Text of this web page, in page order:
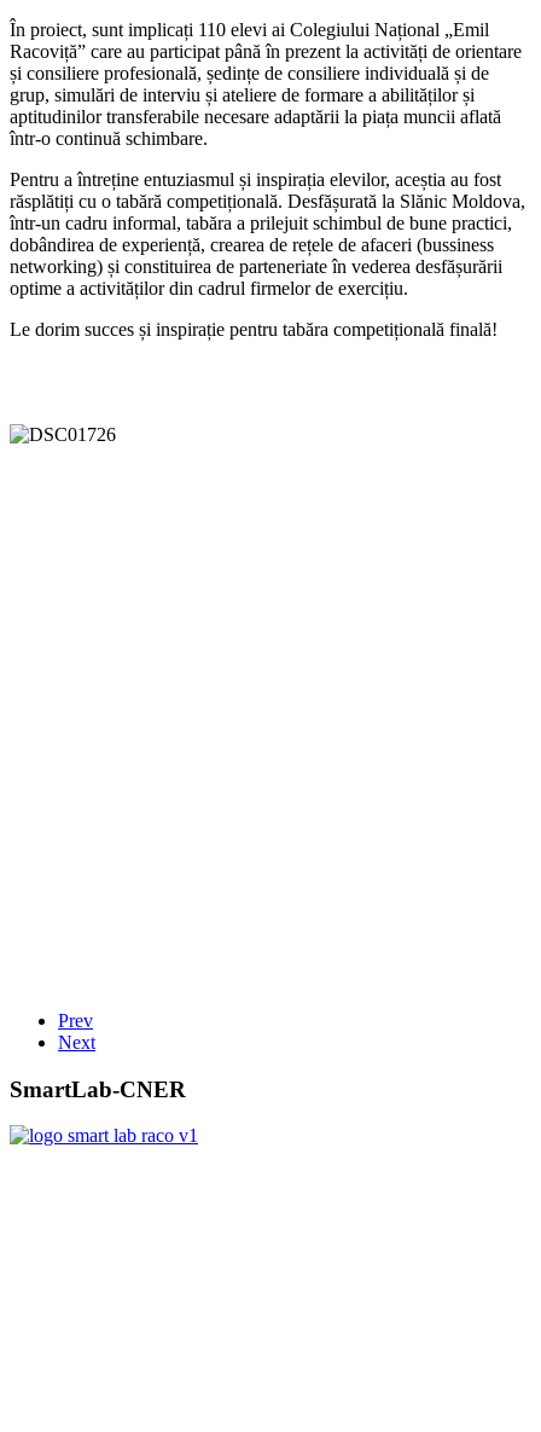
În proiect, sunt implicați 110 elevi ai Colegiului Național „Emil
Racoviță” care au participat până în prezent la activități de orientare
și consiliere profesională, ședințe de consiliere individuală și de
grup, simulări de interviu și ateliere de formare a abilităților și
aptitudinilor transferabile necesare adaptării la piața muncii aflată
într-o continuă schimbare.
Pentru a întreține entuziasmul și inspirația elevilor, aceștia au fost
răsplătiți cu o tabără competițională. Desfășurată la Slănic Moldova,
într-un cadru informal, tabăra a prilejuit schimbul de bune practici,
dobândirea de experiență, crearea de rețele de afaceri (bussiness
networking) și constituirea de parteneriate în vederea desfășurării
optime a activităților din cadrul firmelor de exercițiu.
Le dorim succes și inspirație pentru tabăra competițională finală!
Prev
Next
SmartLab-CNER